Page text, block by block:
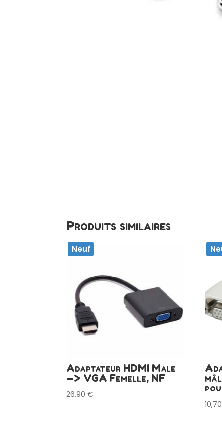
Produits similaires
Neuf
Adaptateur HDMI Male
—> VGA Femelle, NF
26,90€